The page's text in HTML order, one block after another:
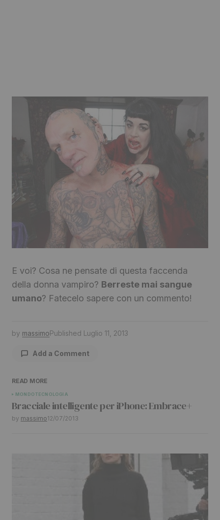
E voi? Cosa ne pensate di questa faccenda
della donna vampiro? Berreste mai sangue
umano? Fatecelo sapere con un commento!
by massimoPublished Luglio 11, 2013
Add a Comment
Il tuo indirizzo email non sarà pubblicato.
campi obbligatori sono contrassegnati*
READ MORE
MONDOTECNOLOGIA
Bracciale intelligente per iPhone: Embrace+
by massimo12/07/2013